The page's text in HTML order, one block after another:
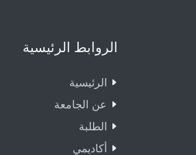
الروابط الرئيسية
الرئيسية
عن الجامعة
الطلبة
أكاديمي